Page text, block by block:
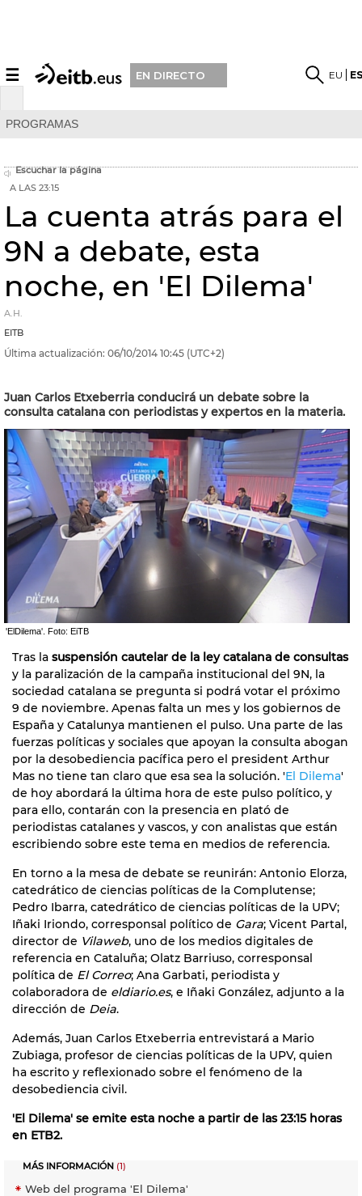
☰ EN DIRECTO EU
PROGRAMAS
Escuchar la página
A LAS 23:15
La cuenta atrás para el
9N a debate, esta
noche, en 'El Dilema'
A.H.
EITB
Última actualización: 06/10/2014 10:45 (UTC+2)
Juan Carlos Etxeberria conducirá un debate sobre la
consulta catalana con periodistas y expertos en la materia.
'ElDilema'. Foto: EiTB
Tras la suspensión cautelar de la ley catalana de consultas
y la paralización de la campaña institucional del 9N, la
sociedad catalana se pregunta si podrá votar el próximo
9 de noviembre. Apenas falta un mes y los gobiernos de
España y Catalunya mantienen el pulso. Una parte de las
fuerzas políticas y sociales que apoyan la consulta abogan
por la desobediencia pacífica pero el president Arthur
Mas no tiene tan claro que esa sea la solución. 'El Dilema'
de hoy abordará la última hora de este pulso político, y
para ello, contarán con la presencia en plató de
periodistas catalanes y vascos, y con analistas que están
escribiendo sobre este tema en medios de referencia.
En torno a la mesa de debate se reunirán: Antonio Elorza,
catedrático de ciencias políticas de la Complutense;
Pedro Ibarra, catedrático de ciencias políticas de la UPV;
Iñaki Iriondo, corresponsal político de Gara; Vicent Partal,
director de Vilaweb, uno de los medios digitales de
referencia en Cataluña; Olatz Barriuso, corresponsal
política de El Correo; Ana Garbati, periodista y
colaboradora de eldiario.es, e Iñaki González, adjunto a la
dirección de Deia.
Además, Juan Carlos Etxeberria entrevistará a Mario
Zubiaga, profesor de ciencias políticas de la UPV, quien
ha escrito y reflexionado sobre el fenómeno de la
desobediencia civil.
'El Dilema' se emite esta noche a partir de las 23:15 horas
en ETB2.
MÁS INFORMACIÓN (1)
Web del programa 'El Dilema'